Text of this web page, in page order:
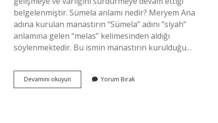
belgelenmiştir. Sümela anlamı nedir? Meryem Ana
adına kurulan manastırın “Sümela” adını “siyah”
anlamına gelen “melas” kelimesinden aldığı
söylenmektedir. Bu ismin manastırın kurulduğu…
Devamını okuyun
Manastırı
Yorum Bırak